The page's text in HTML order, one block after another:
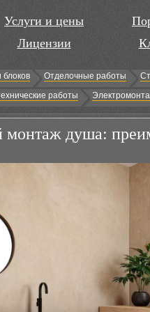
Услуги и цены
Лицензии
блоков Отделочные работы
работы
душа: